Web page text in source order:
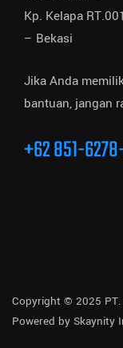
Kp. Kelapa
– Bekasi
Jika Anda
bantuan, jangan
+62 851-
Copyright © 2025
Powered by Skaynity